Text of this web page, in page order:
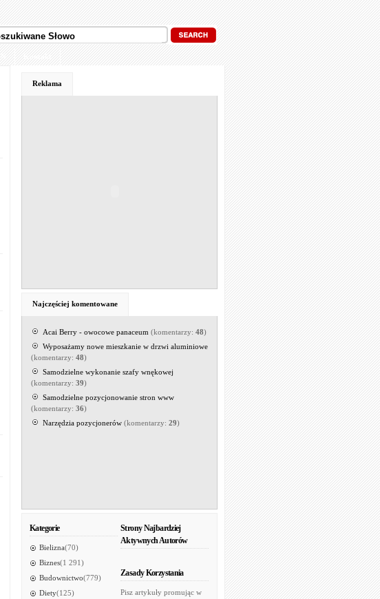
Reklama
Najczęściej komentowane
Acai Berry - owocowe panaceum (komentarzy: 48)
Wyposażamy nowe mieszkanie w drzwi aluminiowe
(komentarzy: 48)
Samodzielne wykonanie szafy wnękowej
(komentarzy: 39)
Samodzielne pozycjonowanie stron www
(komentarzy: 36)
Narzędzia pozycjonerów (komentarzy: 29)
Kategorie
Bielizna(70)
Biznes(1 291)
Budownictwo(779)
Diety(125)
Strony Najbardziej
Aktywnych Autorów
Zasady Korzystania
Pisz artykuły promując w